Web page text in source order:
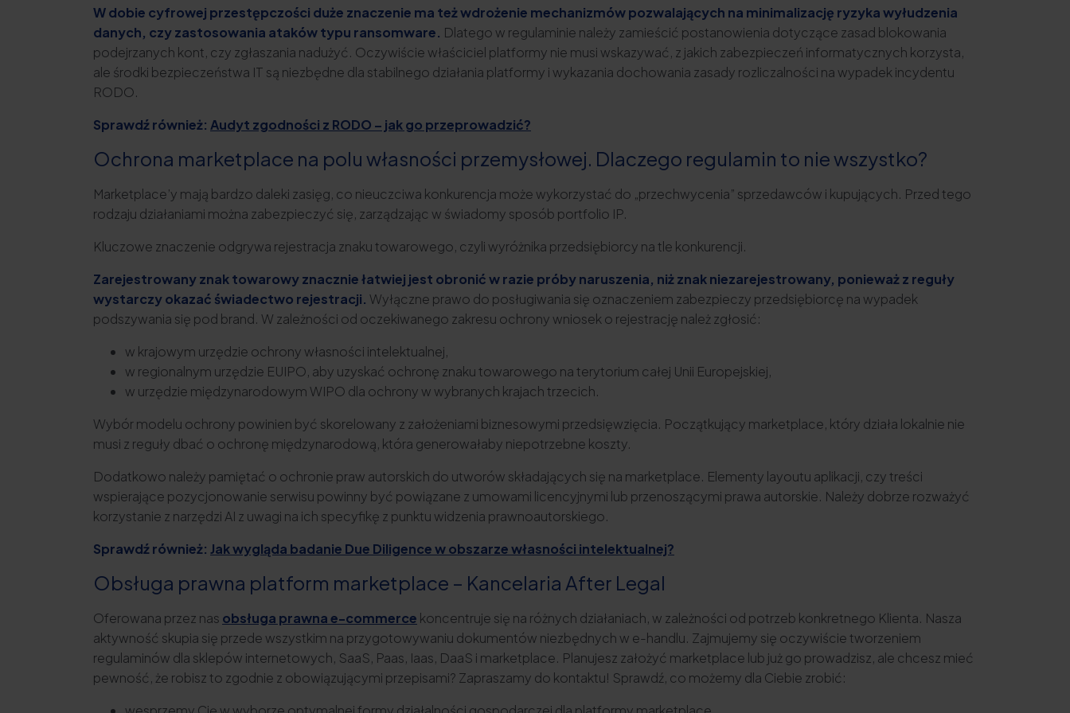
W dobie cyfrowej przestępczości duże znaczenie ma też wdrożenie mechanizmów pozwalających na minimalizację ryzyka wyłudzenia
danych, czy zastosowania ataków typu ransomware. Dlatego w regulaminie należy zamieścić postanowienia dotyczące zasad blokowania
podejrzanych kont, czy zgłaszania nadużyć. Oczywiście właściciel platformy nie musi wskazywać, z jakich zabezpieczeń informatycznych korzysta,
ale środki bezpieczeństwa IT są niezbędne dla stabilnego działania platformy i wykazania dochowania zasady rozliczalności na wypadek incydentu
RODO.
Sprawdź również: Audyt zgodności z RODO – jak go przeprowadzić?
Ochrona marketplace na polu własności przemysłowej. Dlaczego regulamin to nie wszystko?
Marketplace’y mają bardzo daleki zasięg, co nieuczciwa konkurencja może wykorzystać do „przechwycenia” sprzedawców i kupujących. Przed tego
rodzaju działaniami można zabezpieczyć się, zarządzając w świadomy sposób portfolio IP.
Kluczowe znaczenie odgrywa rejestracja znaku towarowego, czyli wyróżnika przedsiębiorcy na tle konkurencji.
Zarejestrowany znak towarowy znacznie łatwiej jest obronić w razie próby naruszenia, niż znak niezarejestrowany, ponieważ z reguły
wystarczy okazać świadectwo rejestracji. Wyłączne prawo do posługiwania się oznaczeniem zabezpieczy przedsiębiorcę na wypadek
podszywania się pod brand. W zależności od oczekiwanego zakresu ochrony wniosek o rejestrację należ zgłosić:
w krajowym urzędzie ochrony własności intelektualnej,
w regionalnym urzędzie EUIPO, aby uzyskać ochronę znaku towarowego na terytorium całej Unii Europejskiej,
w urzędzie międzynarodowym WIPO dla ochrony w wybranych krajach trzecich.
Wybór modelu ochrony powinien być skorelowany z założeniami biznesowymi przedsięwzięcia. Początkujący marketplace, który działa lokalnie nie
musi z reguły dbać o ochronę międzynarodową, która generowałaby niepotrzebne koszty.
Dodatkowo należy pamiętać o ochronie praw autorskich do utworów składających się na marketplace. Elementy layoutu aplikacji, czy treści
wspierające pozycjonowanie serwisu powinny być powiązane z umowami licencyjnymi lub przenoszącymi prawa autorskie. Należy dobrze rozważyć
korzystanie z narzędzi AI z uwagi na ich specyfikę z punktu widzenia prawnoautorskiego.
Sprawdź również: Jak wygląda badanie Due Diligence w obszarze własności intelektualnej?
Obsługa prawna platform marketplace – Kancelaria After Legal
Oferowana przez nas obsługa prawna e-commerce koncentruje się na różnych działaniach, w zależności od potrzeb konkretnego Klienta. Nasza
aktywność skupia się przede wszystkim na przygotowywaniu dokumentów niezbędnych w e-handlu. Zajmujemy się oczywiście tworzeniem
regulaminów dla sklepów internetowych, SaaS, Paas, Iaas, DaaS i marketplace. Planujesz założyć marketplace lub już go prowadzisz, ale chcesz mieć
pewność, że robisz to zgodnie z obowiązującymi przepisami? Zapraszamy do kontaktu! Sprawdź, co możemy dla Ciebie zrobić: